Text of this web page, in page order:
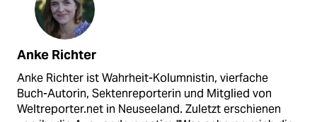
Anke Richter
Anke Richter ist Wahrheit-Kolumnistin, vierfache
Buch-Autorin, Sektenreporterin und Mitglied von
Weltreporter.net in Neuseeland. Zuletzt erschienen